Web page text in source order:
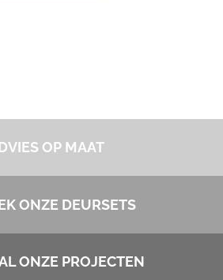
OP MAAT
ONZE DEURSETS
ONZE PROJECTEN